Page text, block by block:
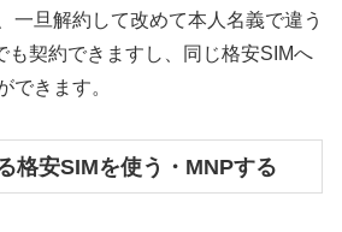
一旦解約して改めて本人名義で違う
も契約できますし、同じ格安SIMへ
できます。
格安SIMを使う・MNPする